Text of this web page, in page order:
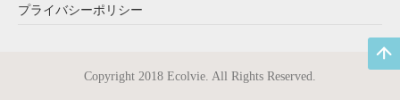
プライバシーポリシー
Copyright 2018 Ecolvie. All Rights Reserved.